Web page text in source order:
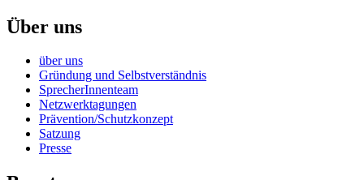
Über uns
über uns
Gründung und Selbstverständnis
SprecherInnenteam
Netzwerktagungen
Prävention/Schutzkonzept
Satzung
Presse